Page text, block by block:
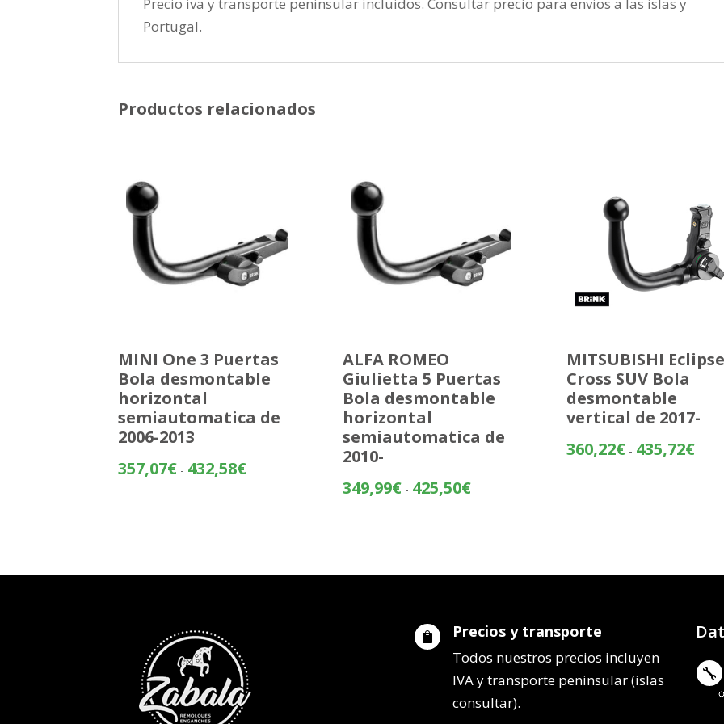
Portugal.
Productos relacionados
MINI One 3 Puertas
Bola desmontable
horizontal
semiautomatica de
2006-2013
357,07€ - 432,58€Rango
432,58€
ALFA ROMEO
Giulietta 5 Puertas
Bola desmontable
horizontal
semiautomatica de
2010-
349,99€ - 425,50€Rango
hasta
MITSUBISHI Eclipse
Cross SUV Bola
desmontable
vertical de 2017-
360,22€ - 435,72€
 Precios y transporte
Todos nuestros precios incluyen
IVA y transporte peninsular (islas
consultar).
